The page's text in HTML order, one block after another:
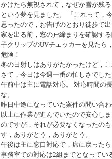
かけたら無視されて，なぜか雪が残
という夢を見ました。 「これって，
思ったので，お告げのとおり徒歩で出
家を出る前，窓の戸締まりを確認す
子クリップのUVチェッカーを見たら
危険！
冬の日射しはありがたかったけど，
さて，今日は今週一番の忙しさでした
午前中は主に電話対応。 対応時間の
な。
昨日中途になっていた案件の問い合
以上に作業が進んでいたので安心し
のですが，それが必要なくなったの
す，ありがとう，ありがとう。
午後は主に窓口対応で，席に戻ったら
事務室での対応は2組までとなってい